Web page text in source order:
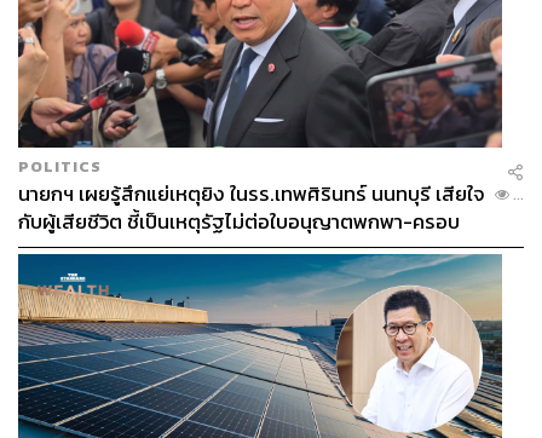
เราไม่ได้มีทรัพยากรมากพอจะชนะการแข่งขันทาง
เทคโนโลยีระดับโลก แต่มรดกคือทรัพยากรที่ไม่มีใครเหมือน
อันอยู่กับเรา เราควรลงทุนในมรดกนี้ แบบเดียวกับที่เราลงทุน
ในโครงสร้างพื้นฐานสาธารณะ มรดกต้องเป็นโครงการ
ระดับชาติ มีกฎหมายที่เข้มแข็ง และเงินทุนที่มากพอ หน่วย
งานราชการควรมีหน้าที่แลกเปลี่ยนความคิดเห็นกับพลเมือง
และดึงชุมชนเข้ามามีส่วนร่วม องค์กรปกครองส่วนท้องถิ่น
ต้องให้ความสำคัญต่อการอนุรักษ์เป็นลำดับต้นๆ
และประชาชนอย่างเราก็ต้องแสดงตัวเพื่อปกป้อง
ประวัติศาสตร์ของเรา การทำงานร่วมกันระหว่างพลเมือง
ชุมชน ภาคธุรกิจ และภาครัฐ เท่านั้น ที่จะทำให้เราสามารถ
ปกป้องสมบัติทางวัฒนธรรมของไทยไว้ได้ เมื่อเราปกป้องอดีต
เราย่อมกำลังสร้างรากฐานให้แก่อนาคตที่รุ่มรวยและยืดหยุ่น
ยิ่งขึ้น
POLITICS
นายกฯ เผยรู้สึกแย่เหตุยิง ในรร.เทพศิรินทร์ นนทบุรี เสียใจ
กับผู้เสียชีวิต ชี้เป็นเหตุรัฐไม่ต่อใบอนุญาตพกพา-ครอบ
ครองปืน
...